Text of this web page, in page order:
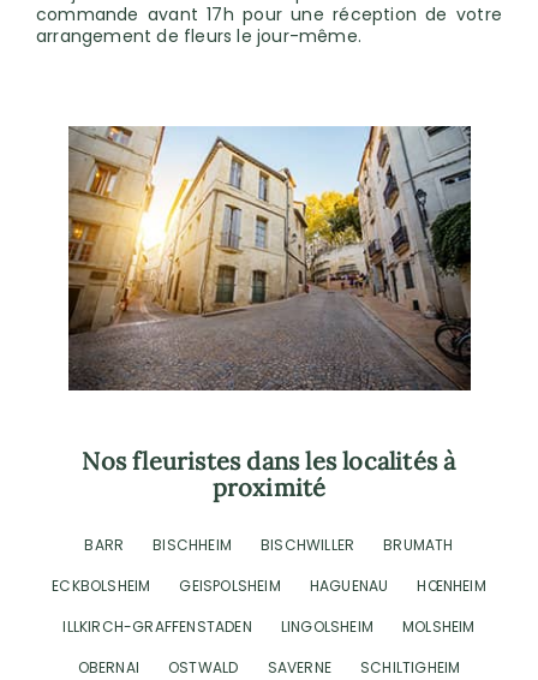
commande avant 17h pour une réception de votre
arrangement de fleurs le jour-même.
Nos fleuristes dans les localités à
proximité
BARR BISCHHEIM BISCHWILLER
BRUMATH
ECKBOLSHEIM
GEISPOLSHEIM HAGUENAU
HŒNHEIM
ILLKIRCH-GRAFFENSTADEN
LINGOLSHEIM
MOLSHEIM
OBERNAI
OSTWALD SAVERNE
SCHILTIGHEIM